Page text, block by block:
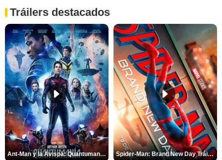
Tráilers destacados
Ant-Man y la Avispa: Quantumanía Tráiler (2) Spider-Man: Brand New Day Tráiler (3)